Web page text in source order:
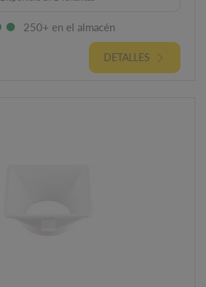
250+ en el almacén
DETALLES